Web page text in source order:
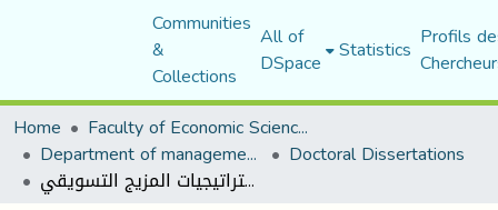
Communities
&
Collections
All of
DSpace Statistics Profils
Home
Faculty of Economic Sciences, Commerce and Management Sciences
Department of management sciences Doctoral Dissertations
نمذجة السلـوك الشـرائي للمستهلك كـأداة لتحديد استراتيجيات المزيج التسويقي